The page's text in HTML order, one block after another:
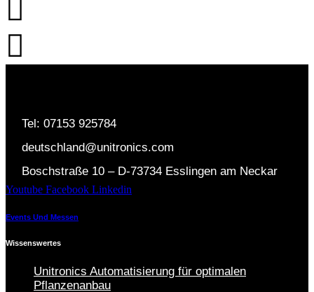
Tel: 07153 925784
deutschland@unitronics.com
Boschstraße 10 – D-73734 Esslingen am Neckar
Youtube Facebook Linkedin
Events Und Messen
Wissenswertes
Unitronics Automatisierung für optimalen
Pflanzenanbau